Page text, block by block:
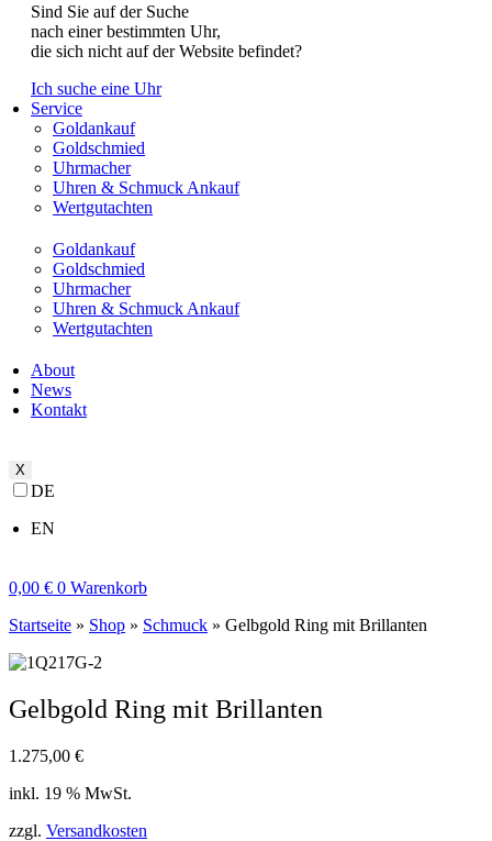
Sind Sie auf der Suche
nach einer bestimmten Uhr,
die sich nicht auf der Website befindet?
Ich suche eine Uhr
Service
Goldankauf
Goldschmied
Uhrmacher
Uhren & Schmuck Ankauf
Wertgutachten
Goldankauf
Goldschmied
Uhrmacher
Uhren & Schmuck Ankauf
Wertgutachten
About
News
Kontakt
X
DE
EN
0,00 € 0 Warenkorb
Startseite » Shop » Schmuck » Gelbgold Ring mit Brillanten
Gelbgold Ring mit Brillanten
1.275,00 €
inkl. 19 % MwSt.
zzgl. Versandkosten